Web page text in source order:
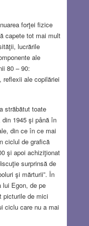
forţei fizice
capete tot mai mult
lucrările
ale
80 – 90:
, reflexii ale copilăriei
străbătut toate
1945 şi până în
din ce în ce mai
ciclul de grafică
şi apoi achiziţionat
surprinsă de
şi mărturii”. În
Egon, de pe
picturile de mici
ciclu care nu a mai